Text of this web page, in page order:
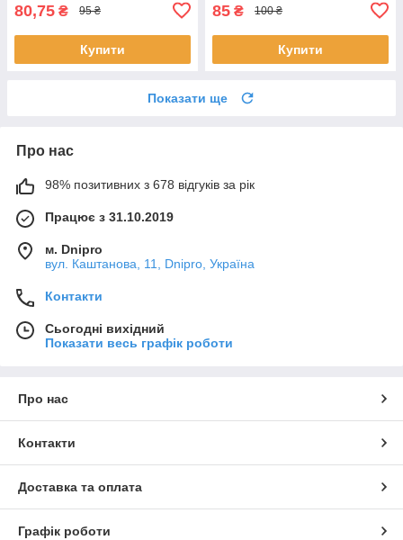
80,75 ₴ 95 ₴
Купити
85 ₴ 100 ₴
Купити
Показати ще
Про нас
98% позитивних з 678 відгуків за рік
Працює з 31.10.2019
м. Dnipro
вул. Каштанова, 11, Dnipro, Україна
Контакти
Сьогодні вихідний
Показати весь графік роботи
Про нас
Контакти
Доставка та оплата
Графік роботи